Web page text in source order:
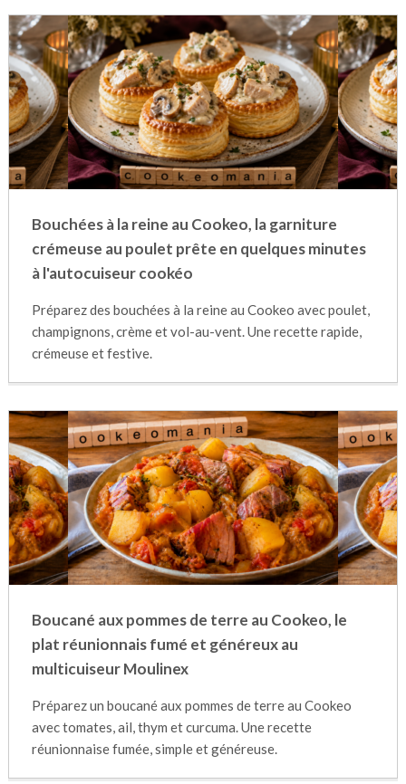
Bouchées à la reine au Cookeo, la garniture
crémeuse au poulet prête en quelques minutes
à l'autocuiseur cookéo
Préparez des bouchées à la reine au Cookeo avec poulet,
champignons, crème et vol-au-vent. Une recette rapide,
crémeuse et festive.
Boucané aux pommes de terre au Cookeo, le
plat réunionnais fumé et généreux au
multicuiseur Moulinex
Préparez un boucané aux pommes de terre au Cookeo
avec tomates, ail, thym et curcuma. Une recette
réunionnaise fumée, simple et généreuse.